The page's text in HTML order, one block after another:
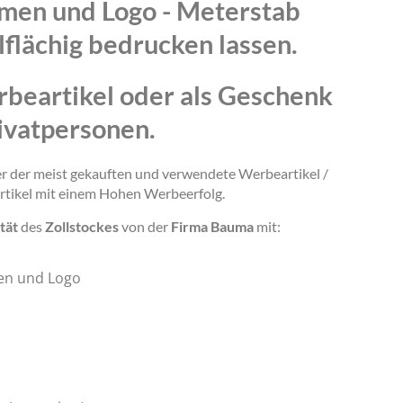
und Logo - Meterstab
bedrucken lassen.
oder als Geschenk
der meist gekauften und verwendete Werbeartikel /
mit einem Hohen Werbeerfolg.
des Zollstockesvon der Firma Bauma mit:
und Logo